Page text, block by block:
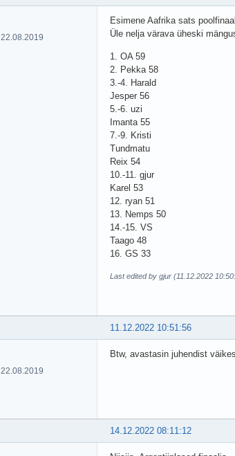
Esimene Aafrika sats
Üle nelja värava üheski
1. OA 59
2. Pekka 58
3.-4. Harald
Jesper 56
5.-6. uzi
Imanta 55
7.-9. Kristi
Tundmatu
Reix 54
10.-11. gjur
Karel 53
12. ryan 51
13. Nemps 50
14.-15. VS
Taago 48
16. GS 33
Last edited by gjur (11.12.2022
11.12.2022 10:51:56
Btw, avastasin juhendist
14.12.2022 08:11:12